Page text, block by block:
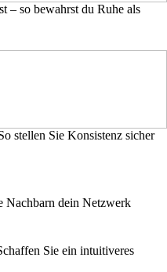
– so bewahrst du Ruhe als
stellen Sie Konsistenz sicher
Nachbarn dein Netzwerk
Sie ein intuitiveres